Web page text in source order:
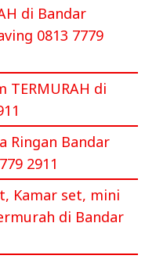
di Bandar
0813 7779
TERMURAH di
Ringan Bandar
2911
Kamar set, mini
di Bandar